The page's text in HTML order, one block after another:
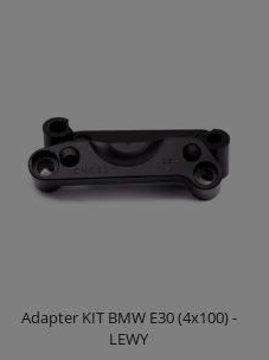
Adapter KIT BMW E30 (4x100) -
LEWY